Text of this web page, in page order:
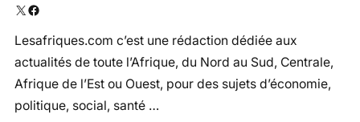
X Facebook
Lesafriques.com c’est une rédaction dédiée aux
actualités de toute l’Afrique, du Nord au Sud, Centrale,
Afrique de l’Est ou Ouest, pour des sujets d’économie,
politique, social, santé …